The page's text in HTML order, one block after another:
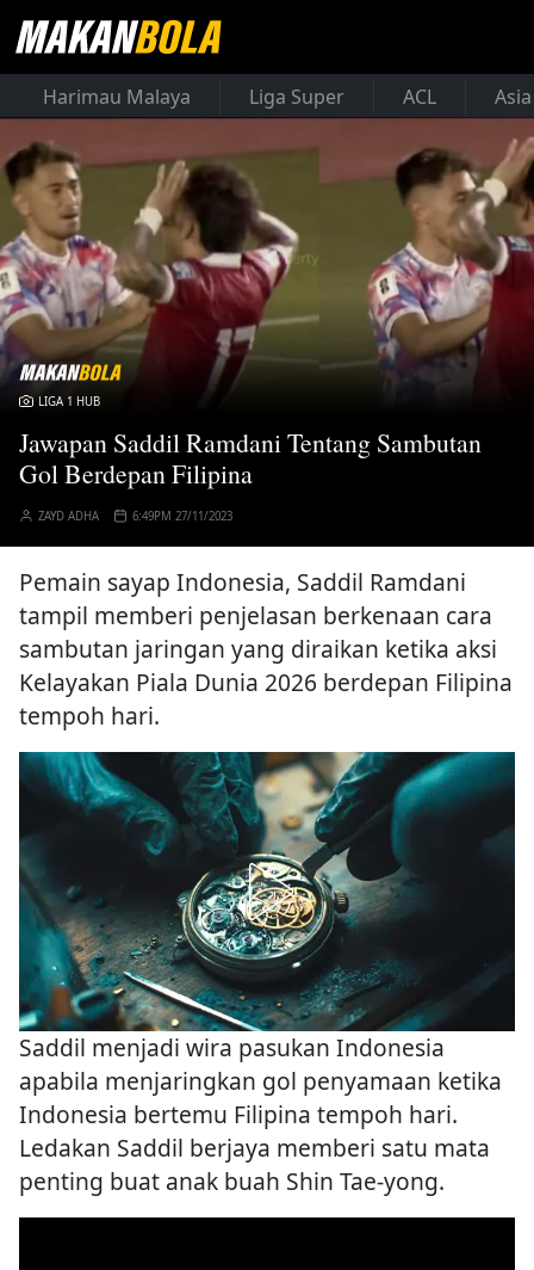
Harimau Malaya Liga Super ACL
LIGA 1 HUB
Jawapan Saddil Ramdani Tentang Sambutan
Gol Berdepan Filipina
ZAYD ADHA 6:49PM 27/11/2023
Pemain sayap Indonesia, Saddil Ramdani
tampil memberi penjelasan berkenaan cara
sambutan jaringan yang diraikan ketika aksi
Kelayakan Piala Dunia 2026 berdepan Filipina
tempoh hari.
Saddil menjadi wira pasukan Indonesia
apabila menjaringkan gol penyamaan ketika
Indonesia bertemu Filipina tempoh hari.
Ledakan Saddil berjaya memberi satu mata
penting buat anak buah Shin Tae-yong.